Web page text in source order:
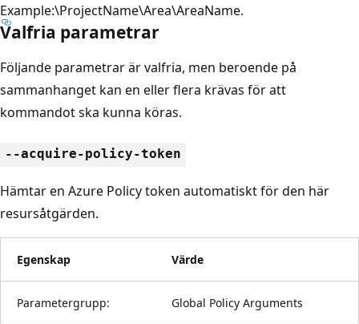
Example:\ProjectName\Area\AreaName.
Valfria parametrar
Följande parametrar är valfria, men beroende på
sammanhanget kan en eller flera krävas för att
kommandot ska kunna köras.
--acquire-policy-token
Hämtar en Azure Policy token automatiskt för den här
resursåtgärden.
Egenskap Värde
Parametergrupp: Global Policy Arguments